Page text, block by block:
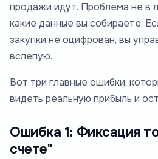
продажи идут. Проблема не в
какие данные вы собираете.
закупки не оцифрован, вы
вслепую.
Вот три главные ошибки,
видеть реальную прибыль и
Ошибка 1: Фиксация
счете"